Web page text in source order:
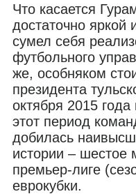
Что касается
достаточно яркой
сумел себя
футбольного
же, особняком
президента
октября 2015
этот период
добилась
истории – шестое
премьер-лиге
еврокубки.